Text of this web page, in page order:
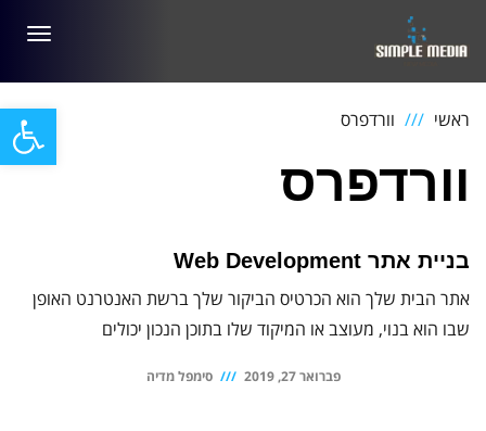
פתח ראשי וורדפרס
וורדפרס
בניית אתר Web Development
אתר הבית שלך הוא הכרטיס הביקור שלך ברשת האנטרנט האופן
שבו הוא בנוי, מעוצב או המיקוד שלו בתוכן הנכון יכולים
פברואר 27, 2019 סימפל מדיה